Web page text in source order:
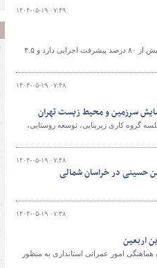
۱۴۰۴-۰۵-۱۹ ۰۷:۴۹
مدیرکل راه و شهرسازی آذربایجان‌غربی گفت: قطعه ۲ محور سه راهی دارلک تا ترشکان بیش از ۸۰ درصد پیشرفت اجرایی دارد و ۴.۵
۱۴۰۴-۰۵-۱۹ ۰۷:۴۸
سرزمین و محیط زیست تهران
گروه کاری زیربنایی، توسعه روستایی،
۱۴۰۴-۰۵-۱۹ ۰۷:۴۸
حسینی در خراسان شمالی
۱۴۰۴-۰۵-۱۹ ۰۷:۴۸
اربعین
امور عمرانی استانداری به منظور